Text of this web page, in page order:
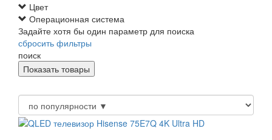
Цвет
Операционная система
Задайте хотя бы один параметр для поиска
сбросить фильтры
поиск